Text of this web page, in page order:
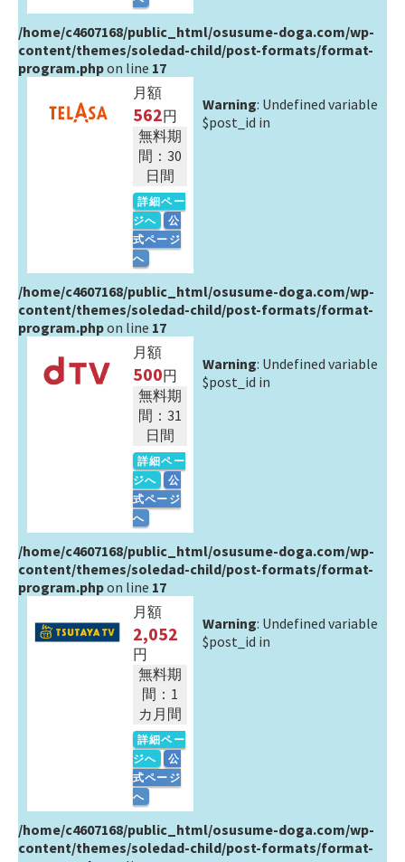
/home/c4607168/public_html/osusume-doga.com/wp-
content/themes/soledad-child/post-formats/format-
program.phpon line 17
月額
562円
無料期
間：30
日間
詳細ペー
ジへ
公
式ページ
へ
Warning: Undefined variable
$post_id in
/home/c4607168/public_html/osusume-doga.com/wp-
content/themes/soledad-child/post-formats/format-
program.phpon line 17
月額
500円
無料期
間：31
日間
詳細ペー
ジへ
公
式ページ
へ
Warning: Undefined variable
$post_id in
/home/c4607168/public_html/osusume-doga.com/wp-
content/themes/soledad-child/post-formats/format-
program.phpon line 17
月額
2,052
円
無料期
間：1
カ月間
詳細ペー
ジへ
公
式ページ
へ
Warning: Undefined variable
$post_id in
/home/c4607168/public_html/osusume-doga.com/wp-
content/themes/soledad-child/post-formats/format-